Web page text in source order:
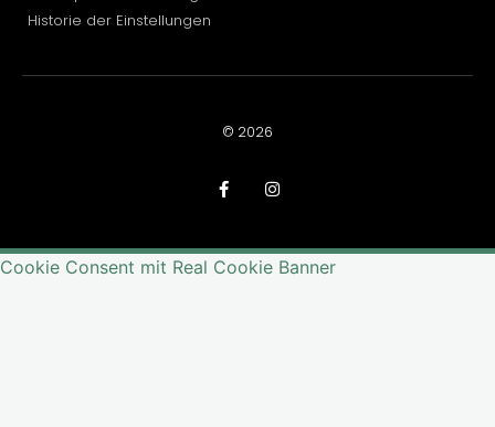
Historie der Einstellungen
© 2026
Cookie Consent mit Real Cookie Banner